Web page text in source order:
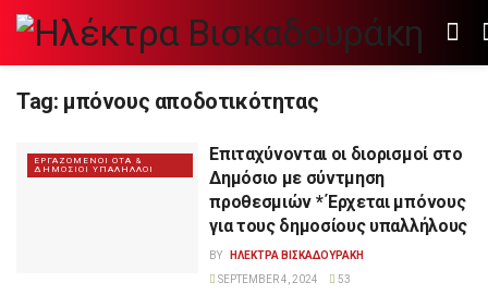
Tag: μπόνους αποδοτικότητας
ΕΡΓΑΖΟΜΕΝΟΙ ΟΤΑ &
ΔΗΜΟΣΙΟΙ ΥΠΑΛΗΛΛΟΙ
Επιταχύνονται οι διορισμοί στο
Δημόσιο με σύντμηση
προθεσμιών * Έρχεται μπόνους
για τους δημοσίους υπαλλήλους
BY
ΗΛΕΚΤΡΑ ΒΙΣΚΑΔΟΥΡΑΚΗ
SEPTEMBER 4, 2024
53